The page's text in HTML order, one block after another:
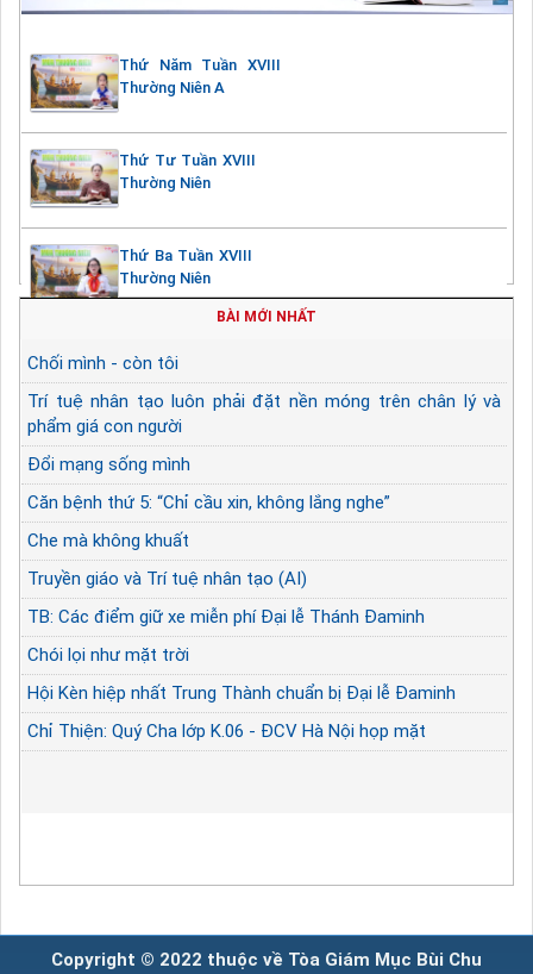
Thứ Năm Tuần XVIII
Thường Niên A
Thứ Tư Tuần XVIII
Thường Niên
Thứ Ba Tuần XVIII
Thường Niên
BÀI MỚI NHẤT
Chối mình - còn tôi
Trí tuệ nhân tạo luôn phải đặt nền móng trên chân lý và
phẩm giá con người
Đổi mạng sống mình
Căn bệnh thứ 5: “Chỉ cầu xin, không lắng nghe”
Che mà không khuất
Truyền giáo và Trí tuệ nhân tạo (AI)
TB: Các điểm giữ xe miễn phí Đại lễ Thánh Đaminh
Chói lọi như mặt trời
Hội Kèn hiệp nhất Trung Thành chuẩn bị Đại lễ Đaminh
Chỉ Thiện: Quý Cha lớp K.06 - ĐCV Hà Nội họp mặt
Copyright © 2022 thuộc về Tòa Giám Mục Bùi Chu